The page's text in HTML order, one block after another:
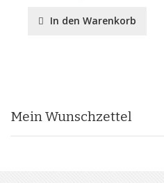
In den Warenkorb
Mein Wunschzettel